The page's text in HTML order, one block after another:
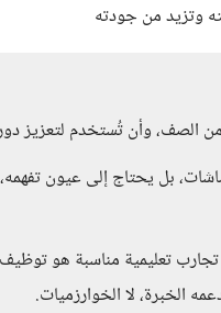
وتزيد من جودته
الصف، وأن تُستخدم لتعزيز دور
بل يحتاج إلى عيون
تعليمية مناسبة هو
الخبرة، لا الخوارزميات.